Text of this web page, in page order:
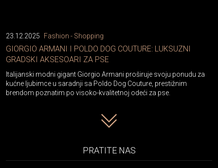
23.12.2025 Fashion - Shopping
GIORGIO ARMANI I POLDO DOG COUTURE: LUKSUZNI
GRADSKI AKSESOARI ZA PSE
Italijanski modni gigant Giorgio Armani proširuje svoju ponudu za
kućne ljubimce u saradnji sa Poldo Dog Couture, prestižnim
brendom poznatim po visoko-kvalitetnoj odeći za pse.
PRATITE NAS